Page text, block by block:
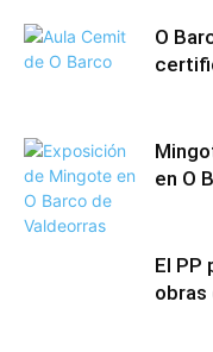
O
en O
El PP
obras